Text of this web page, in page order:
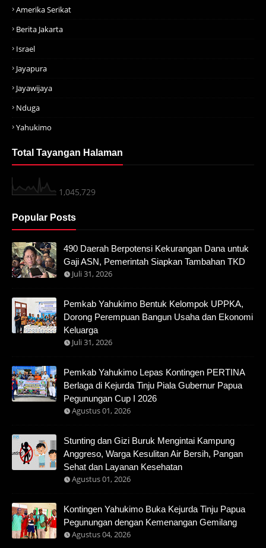
Amerika Serikat
Berita Jakarta
Israel
Jayapura
Jayawijaya
Nduga
Yahukimo
Total Tayangan Halaman
1,045,729
Popular Posts
490 Daerah Berpotensi Kekurangan Dana untuk
Gaji ASN, Pemerintah Siapkan Tambahan TKD
Juli 31, 2026
Pemkab Yahukimo Bentuk Kelompok UPPKA,
Dorong Perempuan Bangun Usaha dan Ekonomi
Keluarga
Juli 31, 2026
Pemkab Yahukimo Lepas Kontingen PERTINA
Berlaga di Kejurda Tinju Piala Gubernur Papua
Pegunungan Cup I 2026
Agustus 01, 2026
Stunting dan Gizi Buruk Mengintai Kampung
Anggreso, Warga Kesulitan Air Bersih, Pangan
Sehat dan Layanan Kesehatan
Agustus 01, 2026
Kontingen Yahukimo Buka Kejurda Tinju Papua
Pegunungan dengan Kemenangan Gemilang
Agustus 04, 2026